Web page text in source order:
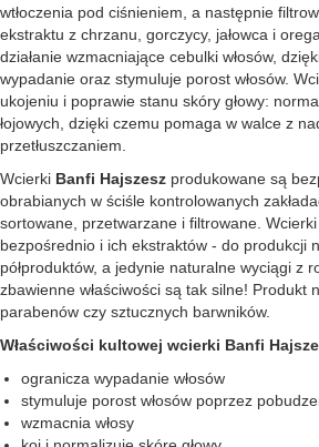
wtłoczenia pod ciśnieniem, a następnie
ekstraktu z chrzanu, gorczycy, jałowca i
działanie wzmacniające cebulki włosów,
wypadanie oraz stymuluje porost włosów.
ukojeniu i poprawie stanu skóry głowy:
łojowych, dzięki czemu pomaga w walce z
przetłuszczaniem.
Wcierki Banfi Hajszesz produkowane są
obrabianych w ściśle kontrolowanych
sortowane, przetwarzane i filtrowane. Wcierki
bezpośrednio i ich ekstraktów - do produkcji
półproduktów, a jedynie naturalne wyciągi z
zbawienne właściwości są tak silne! Produkt
parabenów czy sztucznych barwników.
Właściwości kultowej wcierki Banfi
ogranicza wypadanie włosów
stymuluje porost włosów poprzez
wzmacnia włosy